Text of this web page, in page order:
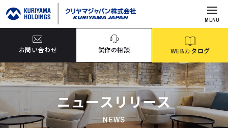
MENU
お問い合わせ 試作の相談 WEBカタログ
ニュースリリース
NEWS